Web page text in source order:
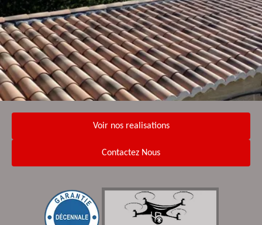
Voir nos realisations
Contactez Nous